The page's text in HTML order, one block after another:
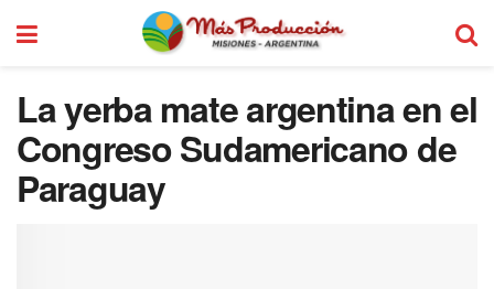
La yerba mate argentina en el
Congreso Sudamericano de
Paraguay